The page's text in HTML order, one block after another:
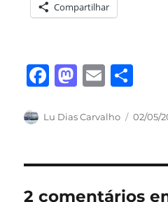
Compartilhar
F
c
b
o
M
st
d
o
E
ai a
Autor
Lu Dias Carvalho 02/05/
2 comentários